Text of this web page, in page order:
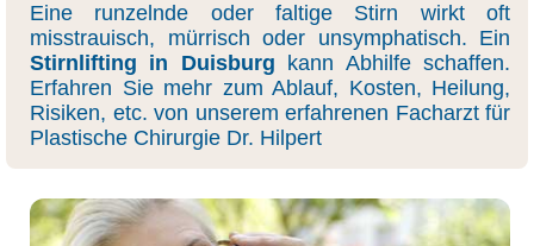
Eine runzelnde oder faltige Stirn wirkt oft
misstrauisch, mürrisch oder unsymphatisch. Ein
Stirnlifting in Duisburg kann Abhilfe schaffen.
Erfahren Sie mehr zum Ablauf, Kosten, Heilung,
Risiken, etc. von unserem erfahrenen Facharzt für
Plastische Chirurgie Dr. Hilpert